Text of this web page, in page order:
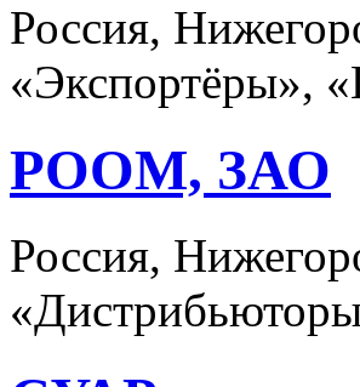
Россия,
«Экспортёры»,
РООМ, ЗАО
Россия,